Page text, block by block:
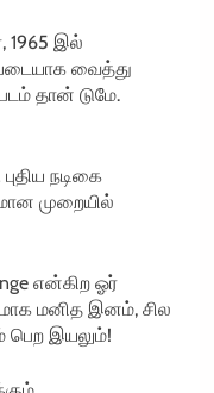
, 1965 இல்
வைத்து
படம் தான் டுமே.
புதிய நடிகை
முறையில்
என்கிற ஓர்
மனித இனம், சில
பெற இயலும்!